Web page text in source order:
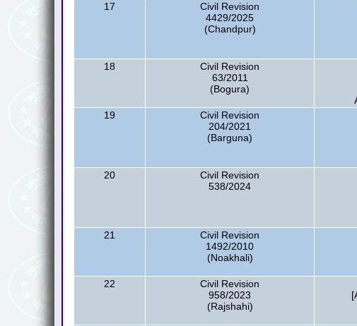
17
Civil Revision
4429/2025
(Chandpur)
18
Civil Revision
63/2011
(Bogura)
19
Civil Revision
204/2021
(Barguna)
20
Civil Revision
538/2024
21
Civil Revision
1492/2010
(Noakhali)
22
Civil Revision
958/2023
(Rajshahi)